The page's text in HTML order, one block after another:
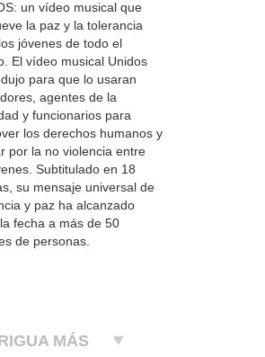
un vídeo musical que
la paz y la tolerancia
jóvenes de todo el
El vídeo musical Unidos
para que lo usaran
agentes de la
y funcionarios para
los derechos humanos y
por la no violencia entre
Subtitulado en 18
su mensaje universal de
y paz ha alcanzado
fecha a más de 50
de personas.
MÁS